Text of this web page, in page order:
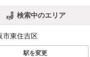
検索中のエリア
市東住吉区
駅を変更